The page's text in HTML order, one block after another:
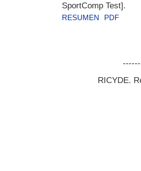
SportComp Test].
RESUMEN PDF
RICYDE.